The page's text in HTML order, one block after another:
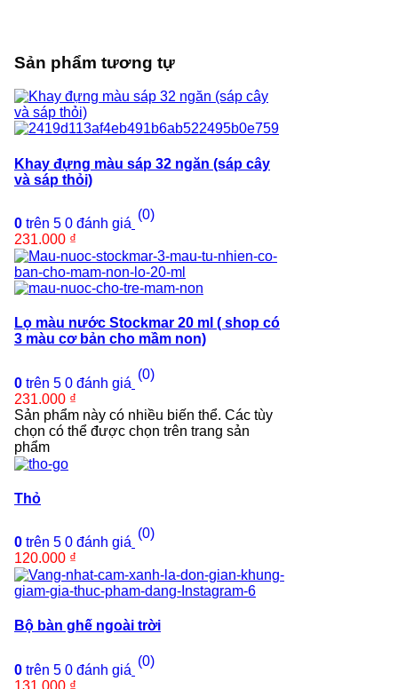
Sản phẩm tương tự
Khay đựng màu sáp 32 ngăn (sáp cây
và sáp thỏi)
0 trên 5 0 đánh giá
(0)
231.000 ₫
Lọ màu nước Stockmar 20 ml ( shop có
3 màu cơ bản cho mầm non)
0 trên 5 0 đánh giá
(0)
231.000 ₫
Sản phẩm này có nhiều biến thể. Các tùy
chọn có thể được chọn trên trang sản
phẩm
Thỏ
0 trên 5 0 đánh giá
(0)
120.000 ₫
Bộ bàn ghế ngoài trời
0 trên 5 0 đánh giá
(0)
131.000 ₫